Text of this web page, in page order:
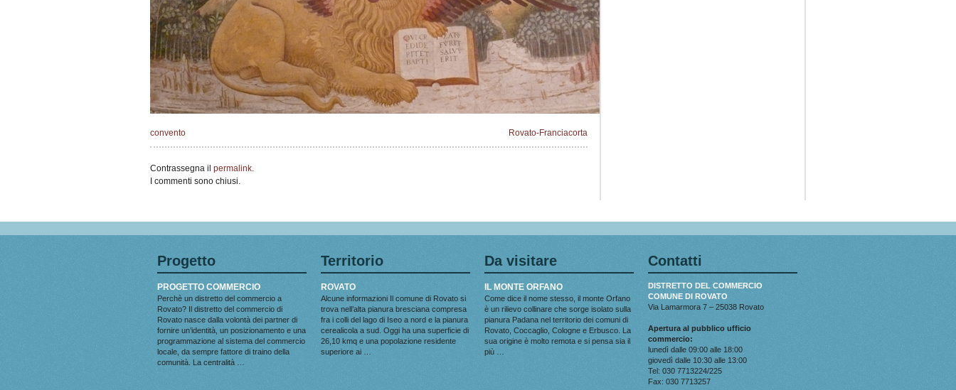
convento Rovato-Franciacorta
Contrassegna il permalink.
I commenti sono chiusi.
Progetto
PROGETTO COMMERCIO
Perchè un distretto del commercio a
Rovato? Il distretto del commercio di
Rovato nasce dalla volontà dei partner di
fornire un’identità, un posizionamento e una
programmazione al sistema del commercio
locale, da sempre fattore di traino della
comunità. La centralità …
Territorio
ROVATO
Alcune informazioni Il comune di Rovato si
trova nell’alta pianura bresciana compresa
fra i colli del lago di Iseo a nord e la pianura
cerealicola a sud. Oggi ha una superficie di
26,10 kmq e una popolazione residente
superiore ai …
Da visitare
IL MONTE ORFANO
Come dice il nome stesso, il monte Orfano
è un rilievo collinare che sorge isolato sulla
pianura Padana nel territorio dei comuni di
Rovato, Coccaglio, Cologne e Erbusco. La
sua origine è molto remota e si pensa sia il
più …
Contatti
DISTRETTO DEL COMMERCIO
COMUNE DI ROVATO
Via Lamarmora 7 – 25038 Rovato
Apertura al pubblico ufficio
commercio:
lunedì dalle 09:00 alle 18:00
giovedì dalle 10:30 alle 13:00
Tel: 030 7713224/225
Fax: 030 7713257